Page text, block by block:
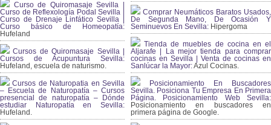
Curso de Quiromasaje Sevilla |
Curso de Reflexología Podal Sevilla |
Curso de Drenaje Linfático Sevilla |
Curso básico de Homeopatía:
Hufeland
Cursos de Quiromasaje Sevilla |
Cursos de Acupuntura Sevilla:
Hufeland, escuela de naturismo.
Cursos de Naturopatia en Sevilla
– Escuela de Naturopatía – Cursos
presencial de naturopatía – Dónde
estudiar Naturopatía en Sevilla:
Hufeland.
Comprar Neumáticos Baratos Usados,
De Segunda Mano, De Ocasión Y
Seminuevos En Sevilla: Hipergoma
Tienda de muebles de cocina en el
Aljarafe | La mejor tienda para comprar
cocinas en Sevilla | Venta de cocinas en
Sanlúcar la Mayor:Azul Cocinas.
Posicionamiento En Buscadores
Sevilla. Posiciona Tu Empresa En Primera
Página. Posicionamiento Web Sevilla:
Posicionamiento en buscadores en
primera página de Google.